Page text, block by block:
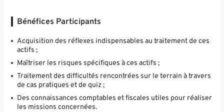
Bénéfices Participants
Acquisition des réflexes indispensables au traitement de ces
actifs ;
Maîtriser les risques spécifiques à ces actifs ;
Traitement des difficultés rencontrées sur le terrain à travers
de cas pratiques et de quiz ;
Des connaissances comptables et fiscales utiles pour réaliser
les missions concernées.